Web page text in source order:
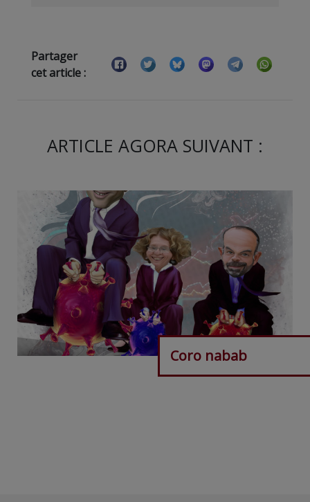
Partager
cet article :
ARTICLE AGORA SUIVANT :
Coro nabab